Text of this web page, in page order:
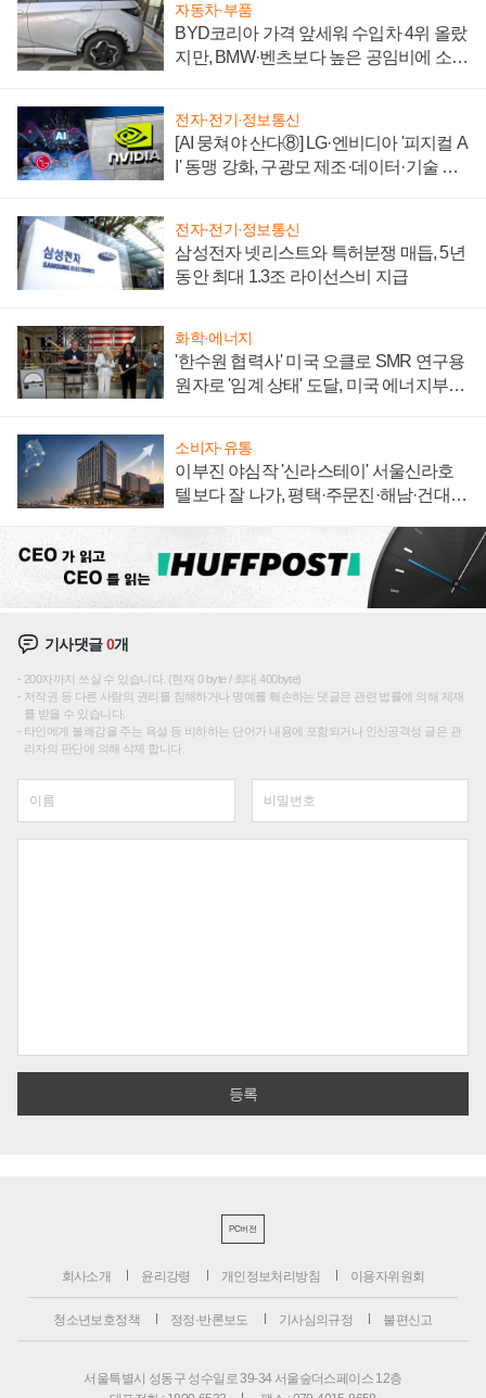
자동차·부품
BYD코리아 가격 앞세워 수입차 4위 올랐
지만, BMW·벤츠보다 높은 공임비에 소비
전자·전기·정보통신
[AI 뭉쳐야 산다⑧] LG·엔비디아 '피지컬 A
I' 동맹 강화, 구광모 제조·데이터·기술 결
전자·전기·정보통신
삼성전자 넷리스트와 특허분쟁 매듭, 5년
동안 최대 1.3조 라이선스비 지급
화학·에너지
'한수원 협력사' 미국 오클로 SMR 연구용
원자로 '임계 상태' 도달, 미국 에너지부
소비자·유통
이부진 야심작 '신라스테이' 서울신라호
텔보다 잘 나가, 평택·주문진·해남·건대로
기사댓글0개
200자까지 쓰실 수 있습니다. (현재 0 byte / 최대 400byte)
저작권 등 다른 사람의 권리를 침해하거나 명예를 훼손하는 댓글은 관련 법률에 의해 제재
를 받을 수 있습니다.
타인에게 불쾌감을 주는 욕설 등 비하하는 단어가 내용에 포함되거나 인신공격성 글은 관
리자의 판단에 의해 삭제 합니다.
PC버전
회사소개 윤리강령 개인정보처리방침 이용자위원회
청소년보호정책 정정·반론보도 기사심의규정 불편신고
서울특별시 성동구 성수일로 39-34 서울숲더스페이스 12층